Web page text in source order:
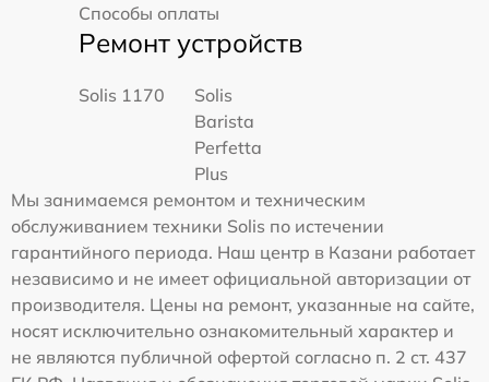
Способы оплаты
Ремонт устройств
Solis 1170
Solis
Barista
Perfetta
Plus
Мы занимаемся ремонтом и техническим
обслуживанием техники Solis по истечении
гарантийного периода. Наш центр в Казани работает
независимо и не имеет официальной авторизации от
производителя. Цены на ремонт, указанные на сайте,
носят исключительно ознакомительный характер и
не являются публичной офертой согласно п. 2 ст. 437